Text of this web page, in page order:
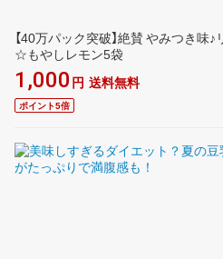
【40万パック突破】絶賛 やみつき
☆もやしレモン5袋
1,000 円 送料無料
ポイント5倍